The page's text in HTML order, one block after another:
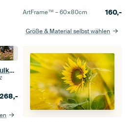
ArtFrame™ –60×80cm 160,-
Größe & Material selbst wählen
Teneriffa in Spanien mit Vulkan und Blick auf die Wolken
268,-